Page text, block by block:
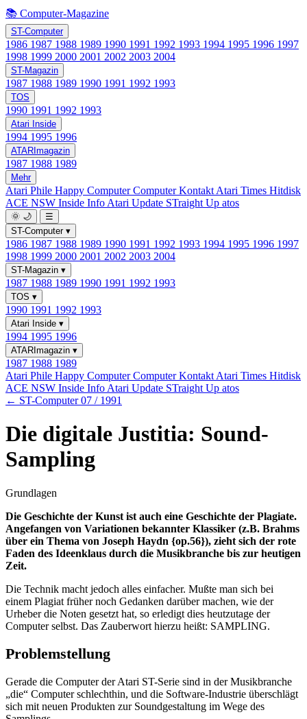
📚 Computer-Magazine
ST-Computer
1986 1987 1988 1989 1990 1991 1992 1993 1994 1995 1996 1997
1998 1999 2000 2001 2002 2003 2004
ST-Magazin
1987 1988 1989 1990 1991 1992 1993
TOS
1990 1991 1992 1993
Atari Inside
1994 1995 1996
ATARImagazin
1987 1988 1989
Mehr
Atari Phile Happy ComputerComputer Kontakt Atari Times Hitdisk
ACE NSW Inside Info Atari Update STraight Up atos
🌞 🌙
☰
ST-Computer ▾
1986 1987 1988 1989 1990 1991 1992 1993 1994 1995 1996 1997
1998 1999 2000 2001 2002 2003 2004
ST-Magazin ▾
1987 1988 1989 1990 1991 1992 1993
TOS ▾
1990 1991 1992 1993
Atari Inside ▾
1994 1995 1996
ATARImagazin ▾
1987 1988 1989
Atari Phile Happy ComputerComputer Kontakt Atari Times Hitdisk
ACE NSW Inside Info Atari Update STraight Up atos
← ST-Computer 07 / 1991
Die digitale Justitia: Sound-
Sampling
Grundlagen
Die Geschichte der Kunst ist auch eine Geschichte der Plagiate.
Angefangen von Variationen bekannter Klassiker (z.B. Brahms
über ein Thema von Joseph Haydn {op.56}), zieht sich der rote
Faden des Ideenklaus durch die Musikbranche bis zur heutigen
Zeit.
Die Technik macht jedoch alles einfacher. Mußte man sich bei
einem Plagiat früher noch Gedanken darüber machen, wie der
Urheber die Noten gesetzt hat, so erledigt dies heutzutage der
Computer selbst. Das Zauberwort hierzu heißt: SAMPLING.
Problemstellung
Gerade die Computer der Atari ST-Serie sind in der Musikbranche
„die“ Computer schlechthin, und die Software-Industrie überschlägt
sich mit neuen Produkten zur Soundgestaltung im Wege des